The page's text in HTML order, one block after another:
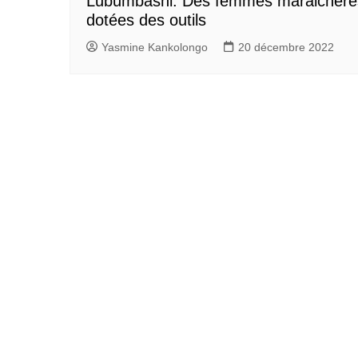
dotées des outils
Yasmine Kankolongo 20 décembre 2022